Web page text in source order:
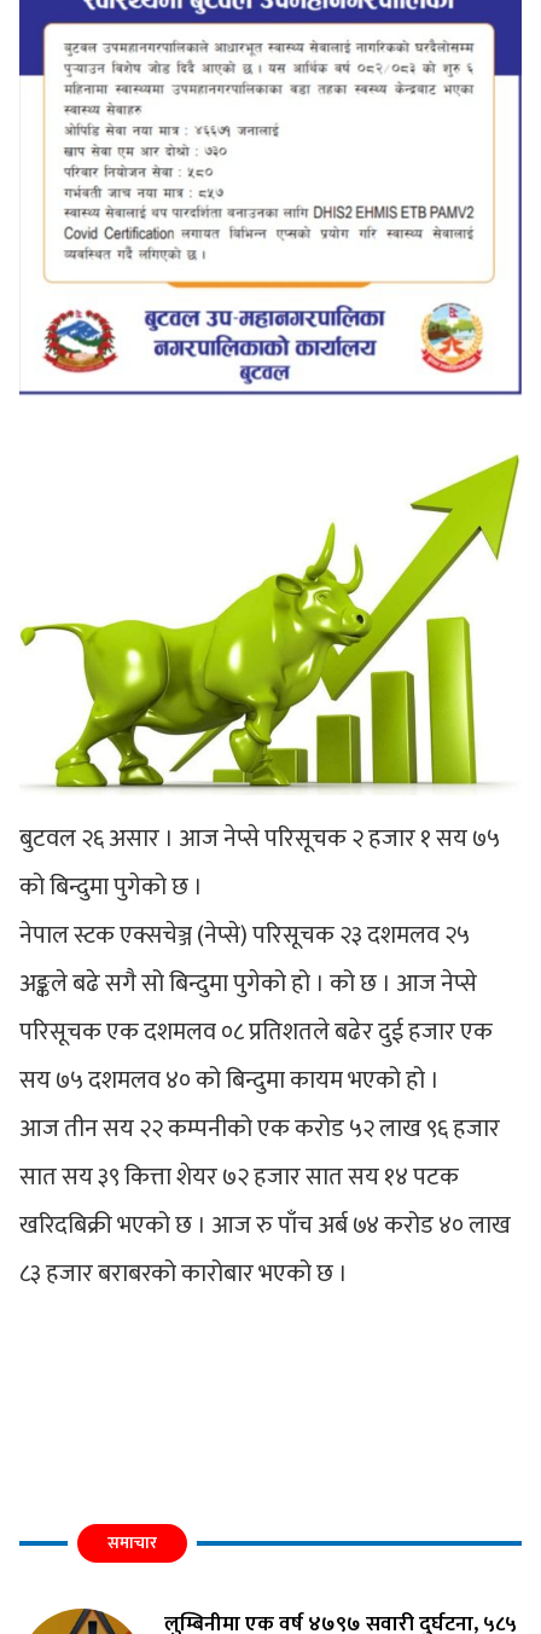
बुटवल २६ असार । आज नेप्से परिसूचक २ हजार १ सय ७५
को बिन्दुमा पुगेको छ ।
नेपाल स्टक एक्सचेञ्ज (नेप्से) परिसूचक २३ दशमलव २५
अङ्कले बढे सगै सो बिन्दुमा पुगेको हो । को छ । आज नेप्से
परिसूचक एक दशमलव ०८ प्रतिशतले बढेर दुई हजार एक
सय ७५ दशमलव ४० को बिन्दुमा कायम भएको हो ।
आज तीन सय २२ कम्पनीको एक करोड ५२ लाख ९६ हजार
सात सय ३९ कित्ता शेयर ७२ हजार सात सय १४ पटक
खरिदबिक्री भएको छ । आज रु पाँच अर्ब ७४ करोड ४० लाख
८३ हजार बराबरको कारोबार भएको छ ।
समाचार
लुम्बिनीमा एक वर्ष ४७९७ सवारी दुर्घटना, ५८५